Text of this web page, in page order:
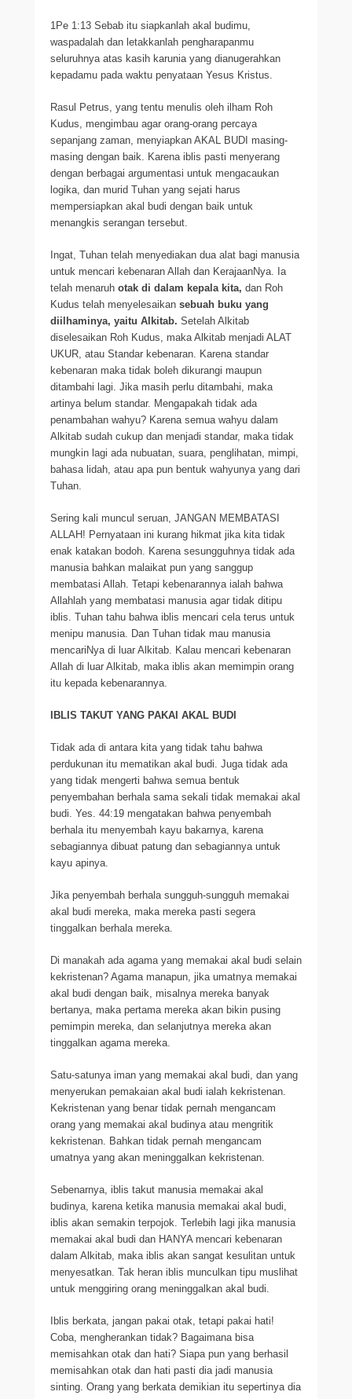
1Pe 1:13 Sebab itu siapkanlah akal budimu,
waspadalah dan letakkanlah pengharapanmu
seluruhnya atas kasih karunia yang dianugerahkan
kepadamu pada waktu penyataan Yesus Kristus.
Rasul Petrus, yang tentu menulis oleh ilham Roh
Kudus, mengimbau agar orang-orang percaya
sepanjang zaman, menyiapkan AKAL BUDI masing-
masing dengan baik. Karena iblis pasti menyerang
dengan berbagai argumentasi untuk mengacaukan
logika, dan murid Tuhan yang sejati harus
mempersiapkan akal budi dengan baik untuk
menangkis serangan tersebut.
Ingat, Tuhan telah menyediakan dua alat bagi manusia
untuk mencari kebenaran Allah dan KerajaanNya. Ia
telah menaruh otak di dalam kepala kita, dan Roh
Kudus telah menyelesaikan sebuah buku yang
diilhaminya, yaitu Alkitab. Setelah Alkitab
diselesaikan Roh Kudus, maka Alkitab menjadi ALAT
UKUR, atau Standar kebenaran. Karena standar
kebenaran maka tidak boleh dikurangi maupun
ditambahi lagi. Jika masih perlu ditambahi, maka
artinya belum standar. Mengapakah tidak ada
penambahan wahyu? Karena semua wahyu dalam
Alkitab sudah cukup dan menjadi standar, maka tidak
mungkin lagi ada nubuatan, suara, penglihatan, mimpi,
bahasa lidah, atau apa pun bentuk wahyunya yang dari
Tuhan.
Sering kali muncul seruan, JANGAN MEMBATASI
ALLAH! Pernyataan ini kurang hikmat jika kita tidak
enak katakan bodoh. Karena sesungguhnya tidak ada
manusia bahkan malaikat pun yang sanggup
membatasi Allah. Tetapi kebenarannya ialah bahwa
Allahlah yang membatasi manusia agar tidak ditipu
iblis. Tuhan tahu bahwa iblis mencari cela terus untuk
menipu manusia. Dan Tuhan tidak mau manusia
mencariNya di luar Alkitab. Kalau mencari kebenaran
Allah di luar Alkitab, maka iblis akan memimpin orang
itu kepada kebenarannya.
IBLIS TAKUT YANG PAKAI AKAL BUDI
Tidak ada di antara kita yang tidak tahu bahwa
perdukunan itu mematikan akal budi. Juga tidak ada
yang tidak mengerti bahwa semua bentuk
penyembahan berhala sama sekali tidak memakai akal
budi. Yes. 44:19 mengatakan bahwa penyembah
berhala itu menyembah kayu bakarnya, karena
sebagiannya dibuat patung dan sebagiannya untuk
kayu apinya.
Jika penyembah berhala sungguh-sungguh memakai
akal budi mereka, maka mereka pasti segera
tinggalkan berhala mereka.
Di manakah ada agama yang memakai akal budi selain
kekristenan? Agama manapun, jika umatnya memakai
akal budi dengan baik, misalnya mereka banyak
bertanya, maka pertama mereka akan bikin pusing
pemimpin mereka, dan selanjutnya mereka akan
tinggalkan agama mereka.
Satu-satunya iman yang memakai akal budi, dan yang
menyerukan pemakaian akal budi ialah kekristenan.
Kekristenan yang benar tidak pernah mengancam
orang yang memakai akal budinya atau mengritik
kekristenan. Bahkan tidak pernah mengancam
umatnya yang akan meninggalkan kekristenan.
Sebenarnya, iblis takut manusia memakai akal
budinya, karena ketika manusia memakai akal budi,
iblis akan semakin terpojok. Terlebih lagi jika manusia
memakai akal budi dan HANYA mencari kebenaran
dalam Alkitab, maka iblis akan sangat kesulitan untuk
menyesatkan. Tak heran iblis munculkan tipu muslihat
untuk menggiring orang meninggalkan akal budi.
Iblis berkata, jangan pakai otak, tetapi pakai hati!
Coba, mengherankan tidak? Bagaimana bisa
memisahkan otak dan hati? Siapa pun yang berhasil
memisahkan otak dan hati pasti dia jadi manusia
sinting. Orang yang berkata demikian itu sepertinya dia